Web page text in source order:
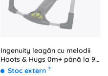
Ingenuity leagăn cu melodii
Hoots & Hugs 0m+ până la 9
kgStoc extern ?